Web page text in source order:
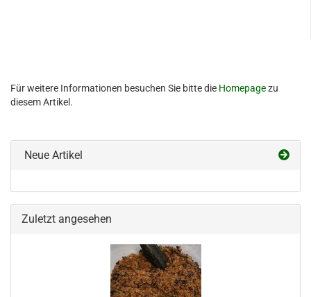
Für weitere Informationen besuchen Sie bitte die Homepagezu
diesem Artikel.
Neue Artikel
Zuletzt angesehen